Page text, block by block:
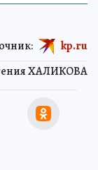
ХАЛИКОВА
kp.ru